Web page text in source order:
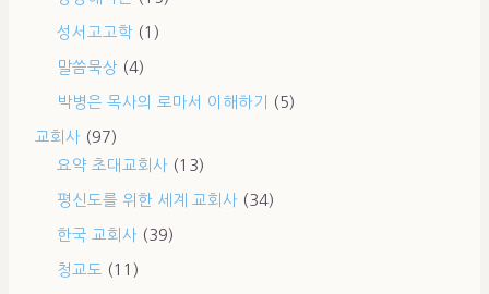
성서고고학 (1)
말씀묵상 (4)
박병은 목사의 로마서 이해하기 (5)
교회사 (97)
요약 초대교회사 (13)
평신도를 위한 세계 교회사 (34)
한국 교회사 (39)
청교도 (11)